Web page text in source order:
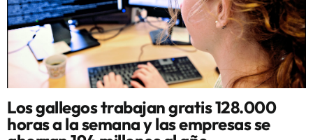
Los gallegos trabajan gratis 128.000
horas a la semana y las empresas se